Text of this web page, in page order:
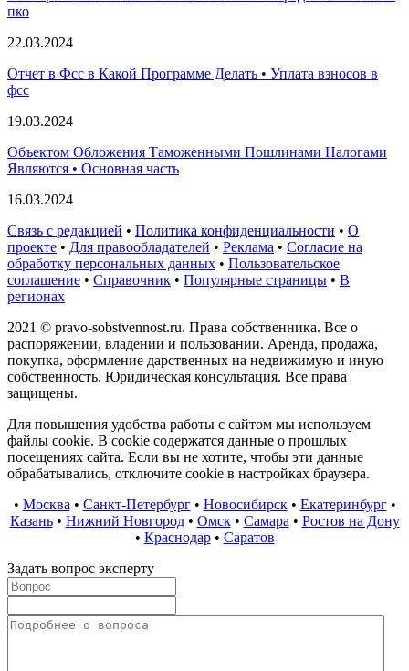
пко
22.03.2024
Отчет в Фсс в Какой Программе Делать • Уплата взносов в
фсс
19.03.2024
Объектом Обложения Таможенными Пошлинами Налогами
Являются • Основная часть
16.03.2024
Связь с редакцией • Политика конфиденциальности • О
проекте • Для правообладателей • Реклама • Согласие на
обработку персональных данных • Пользовательское
соглашение • Справочник • Популярные страницы • В
регионах
2021 © pravo-sobstvennost.ru. Права собственника. Все о
распоряжении, владении и пользовании. Аренда, продажа,
покупка, оформление дарственных на недвижимую и иную
собственность. Юридическая консультация. Все права
защищены.
Для повышения удобства работы с сайтом мы используем
файлы cookie. В cookie содержатся данные о прошлых
посещениях сайта. Если вы не хотите, чтобы эти данные
обрабатывались, отключите cookie в настройках браузера.
• Москва • Санкт-Петербург• Новосибирск• Екатеринбург•
Казань• Нижний Новгород• Омск• Самара • Ростов на Дону
• Краснодар• Саратов
Задать вопрос эксперту